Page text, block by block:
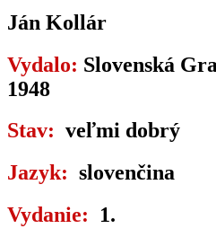
Ján Kollár
Vydalo: Slovenská
1948
Stav: veľmi dobrý
Jazyk: slovenčina
Vydanie: 1.